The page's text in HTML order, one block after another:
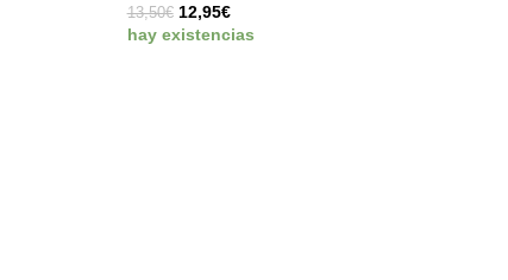
13,50€ 12,95€
hay existencias